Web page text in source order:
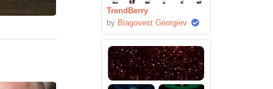
TrendBerry
by Blagovest Georgiev